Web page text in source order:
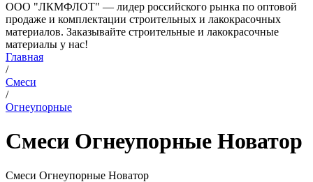
ООО "ЛКМФЛОТ" — лидер российского рынка по оптовой
продаже и комплектации строительных и лакокрасочных
материалов. Заказывайте строительные и лакокрасочные
материалы у нас!
Главная
/
Смеси
/
Огнеупорные
Смеси Огнеупорные Новатор
Смеси Огнеупорные Новатор